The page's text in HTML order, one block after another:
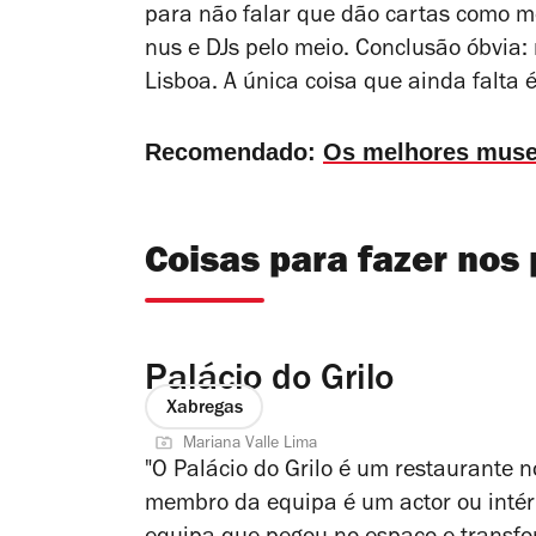
para não falar que dão cartas como
nus e DJs pelo meio. Conclusão
Lisboa. A única coisa que ainda falta
Recomendado: Os melhores
Coisas para fazer nos
Palácio do Grilo
Xabregas
Mariana Valle Lima
"O Palácio do Grilo é um restaurante
membro da equipa é um actor ou